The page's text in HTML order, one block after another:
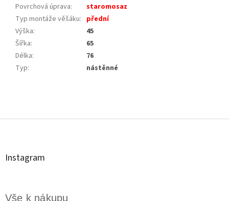
Povrchová úprava:
staromosaz
Typ montáže věšáku: přední
Výška:
45
Šířka:
65
Délka:
76
Typ: nástěnné
á
Instagram
Vše k nákupu